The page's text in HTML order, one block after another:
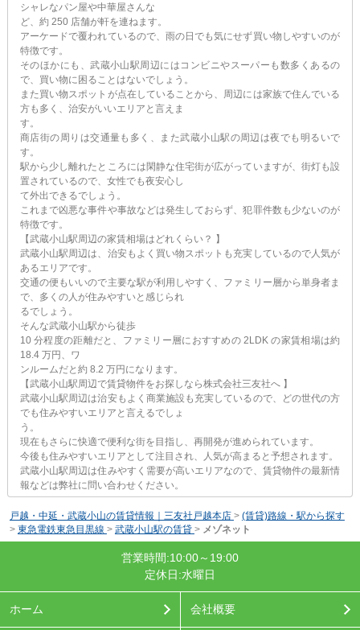
シャレなパン屋や中華屋さんな
ど、約 250 店舗が軒を連ねます。
アーケードで覆われているので、雨の日でも気にせず買い物しやすいのが
特徴です。
そのほかにも、武蔵小山駅周辺にはコンビニやスーパーも数多くあるの
で、買い物に困ることはないでしょう。
また買い物スポットが点在していることから、周辺には家族で住んでいる
方も多く、治安がいいエリアと言えま
す。
商店街の周りは交通量も多く、また武蔵小山駅の周辺は夜でも明るいで
す。
駅から少し離れたところには閑静な住宅街が広がっていますが、街灯も設
置されているので、女性でも夜安心し
て外出できるでしょう。
これまで凶悪な事件や事故などは発生しておらず、犯罪件数も少ないのが
特徴です。
【武蔵小山駅周辺の家賃相場はどれくらい？ 】
武蔵小山駅周辺は、治安もよく買い物スポットも充実しているので人気が
あるエリアです。
交通の便もいいので主要な駅が利用しやすく、ファミリー層から単身者ま
で、多くの人が住みやすいと感じられ
るでしょう。
そんな武蔵小山駅から徒歩
10 分程度の距離だと、ファミリー層におすすめの 2LDK の家賃相場は約
18.4 万円、ワ
ンルームだと約 8.2 万円になります。
【武蔵小山駅周辺で賃貸物件をお探しなら株式会社三友社へ 】
武蔵小山駅周辺は治安もよく商業施設も充実しているので、どの世代の方
でも住みやすいエリアと言えるでしょ
う。
現在もさらに快適で便利な街を目指し、再開発が進められています。
今後も住みやすいエリアとして注目され、人気が高まると予想されます。
武蔵小山駅周辺は住みやすく需要が高いエリアなので、賃貸物件の最新情
報などは弊社に問い合わせください。
戸越・中延・武蔵小山の賃貸情報｜三友社戸越本店 > (賃貸)路線・駅から探す
> 東急電鉄東急目黒線 > 武蔵小山駅の賃貸 > メゾネット
営業時間:10:00～19:00
定休日:水曜日
ホーム 会社概要